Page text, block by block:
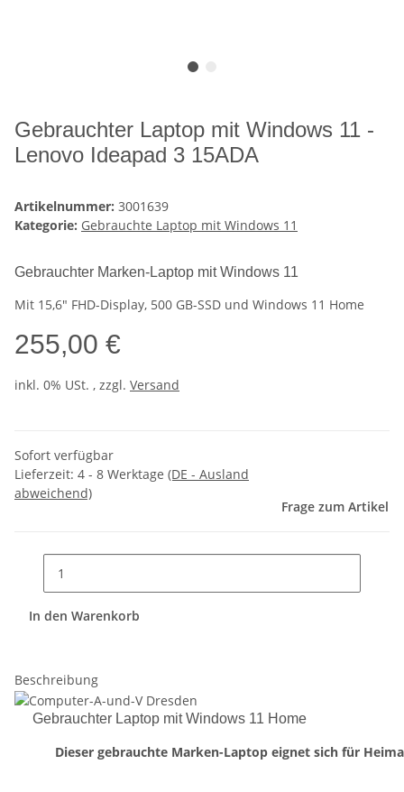
Gebrauchter Laptop mit Windows 11 -
Lenovo Ideapad 3 15ADA
Artikelnummer: 3001639
Kategorie: Gebrauchte Laptop mit Windows 11
Gebrauchter Marken-Laptop mit Windows 11
Mit 15,6" FHD-Display, 500 GB-SSD und Windows 11 Home
255,00 €
inkl. 0% USt. , zzgl. Versand
Sofort verfügbar
Lieferzeit: 4 - 8 Werktage (DE - Ausland
abweichend)
Frage zum Artikel
In den Warenkorb
Beschreibung
Gebrauchter Laptop mit Windows 11 Home
Dieser gebrauchte Marken-Laptop eignet sich für